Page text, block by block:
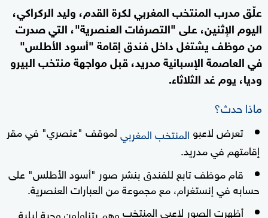
علّق مدرب المنتخب المغربي لكرة القدم، وليد الركراكي،
اليوم الإثنين، على "التصرفات العنصرية"، التي صدرت
من موظف يشتغل داخل فندق إقامة "أسود الأطلس"
في العاصمة الإسبانية مدريد، قبل مواجهة منتخب البيرو
وديا، يوم غد الثلاثاء.
ماذا حدث؟
تعرض لاعبو المنتخب المغربي لموقف "عنصري" في مقر
إقامتهم في مدريد.
قام موظف تابع للفندق بنشر صور "أسود الأطلس" على
حسابه في إنستغرام، مع مجموعة من العبارات العنصرية.
أظهرت الصور لاعبي المنتخبوهم يتناولون وجبة ليلية